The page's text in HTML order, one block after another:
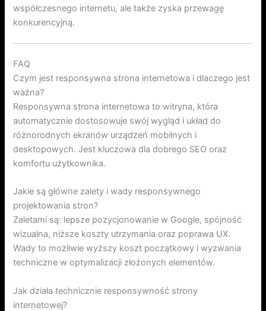
współczesnego internetu, ale także zyska przewagę
konkurencyjną.
FAQ
Czym jest responsywna strona internetowa i dlaczego jest
ważna?
Responsywna strona internetowa to witryna, która
automatycznie dostosowuje swój wygląd i układ do
różnorodnych ekranów urządzeń mobilnych i
desktopowych. Jest kluczowa dla dobrego SEO oraz
komfortu użytkownika.
Jakie są główne zalety i wady responsywnego
projektowania stron?
Zaletami są: lepsze pozycjonowanie w Google, spójność
wizualna, niższe koszty utrzymania oraz poprawa UX.
Wady to możliwie wyższy koszt początkowy i wyzwania
techniczne w optymalizacji złożonych elementów.
Jak działa technicznie responsywność strony
internetowej?